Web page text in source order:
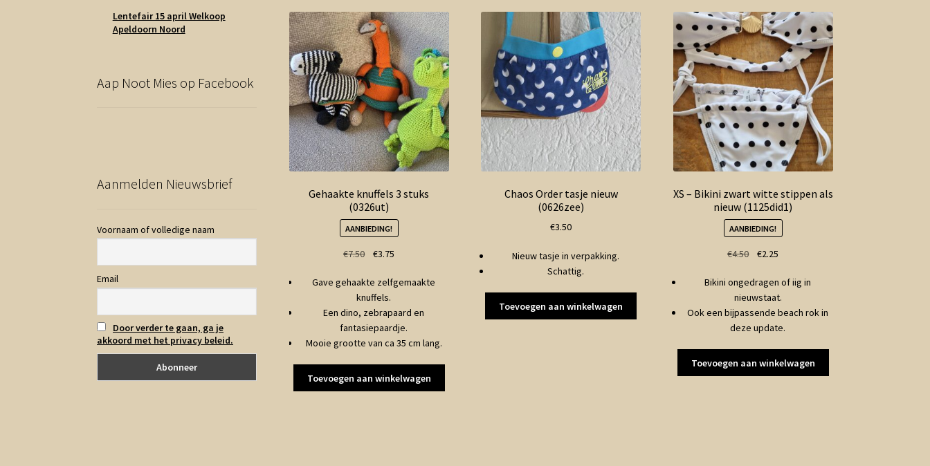
Gehaakte knuffels 3 stuks
(0326ut)
AANBIEDING!
€7.50
Oorspronkelijke
was:
€7.50.
€3.75
is:
Gave gehaakte zelfgemaakte
knuffels.
Een dino, zebrapaard en
fantasiepaardje.
Mooie grootte van ca 35 cm lang.
Toevoegen aan winkelwagen
Chaos Order tasje nieuw
(0626zee)
€3.50
Nieuw tasje in verpakking.
Schattig.
Toevoegen aan winkelwagen
XS – Bikini zwart witte stippen als
nieuw (1125did1)
AANBIEDING!
€4.50
Oorspronkelijke
was:
€4.50.
€2.25
is:
€2.25.
Bikini ongedragen of iig in
nieuwstaat.
Ook een bijpassende beach rok in
deze update.
Toevoegen aan winkelwagen
Lentefair 15 april Welkoop
Apeldoorn Noord
Aap Noot Mies op Facebook
Aanmelden Nieuwsbrief
Voornaam of volledige naam
Email
Door verder te gaan, ga je
akkoord met het privacy beleid.